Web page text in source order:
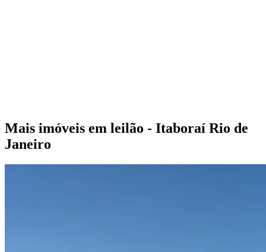
Mais imóveis em leilão - Itaboraí Rio de
Janeiro